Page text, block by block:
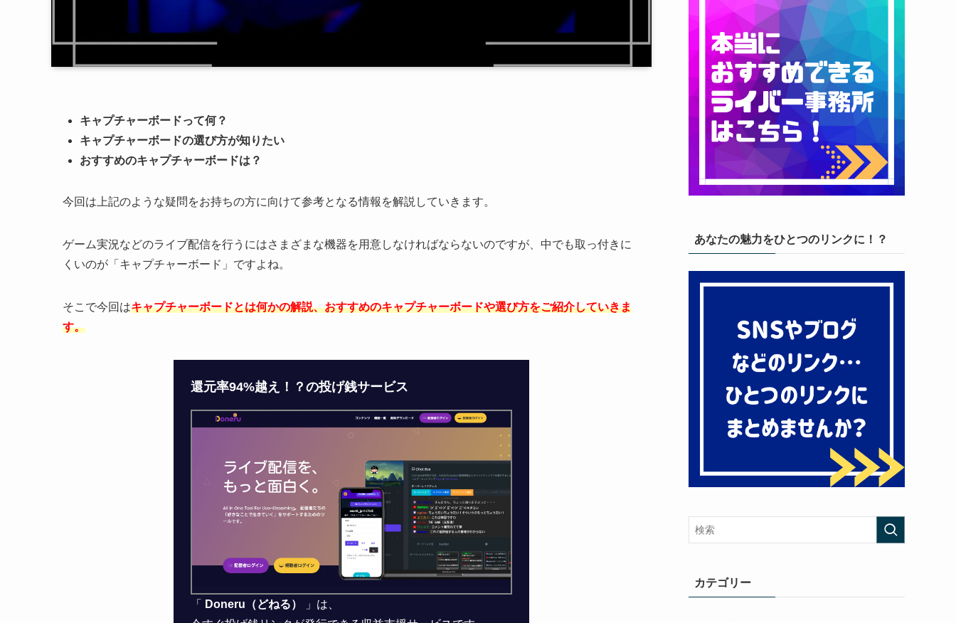
キャプチャーボードって何？
キャプチャーボードの選び方が知りたい
おすすめのキャプチャーボードは？
今回は上記のような疑問をお持ちの方に向けて参考となる情報を解説していきます。
ゲーム実況などのライブ配信を行うにはさまざまな機器を用意しなければならないのですが、中でも取っ付きに
くいのが「キャプチャーボード」ですよね。
そこで今回はキャプチャーボードとは何かの解説、おすすめのキャプチャーボードや選び方をご紹介していきま
す。
還元率94%越え！？の投げ銭サービス
「 Doneru（どねる）
」は、
あなたの魅力をひとつのリンクに！？
カテゴリー